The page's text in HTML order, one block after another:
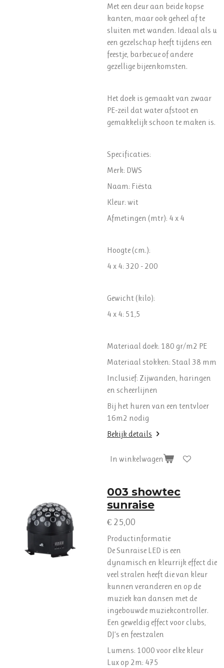
Met een deur aan beide kopse
kanten, maar ook geheel af te
sluiten met wanden. Ideaal als u
een gezelschap heeft tijdens een
feestje, barbecue of andere
gezellige bijeenkomsten.
Het doek is gemaakt van zwaar
PE-zeil dat water afstoot en
gemakkelijk schoon te maken is.
Specificaties:
Merk: DWS
Naam: Fiësta
Kleur: wit
Afmetingen (mtr): 4 x 4
Hoogte (cm.):
4 x 4: 320 - 200
Gewicht (kilo):
4 x 4: 51,5
Materiaal doek: 180 gr/m2 PE
Materiaal stokken: Staal 38 mm
Inclusief: Zijwanden, haringen
en scheerlijnen
Bij het huren van een tentvloer
16m2 nodig
Bekijk details
In winkelwagen
003 showtec
sunraise
€ 25,00
Productinformatie
De Sunraise LED is een
dynamisch en kleurrijk effect die
veel stralen heeft die van kleur
kunnen veranderen en op de
muziek kan dansen met de
ingebouwde muziekcontroller.
Een geweldig effect voor clubs,
DJ’s en feestzalen
Lumens: 1000 voor elke kleur
Lux op 2m: 475